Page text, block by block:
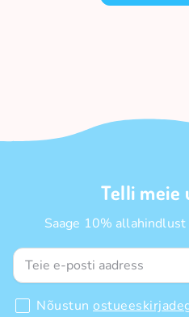
Telli meie
Saage 10%
Nõustun